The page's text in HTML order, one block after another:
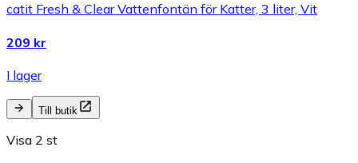
catit Fresh & Clear Vattenfontän för Katter, 3 liter, Vit
209 kr
I lager
Till butik
Visa 2 st